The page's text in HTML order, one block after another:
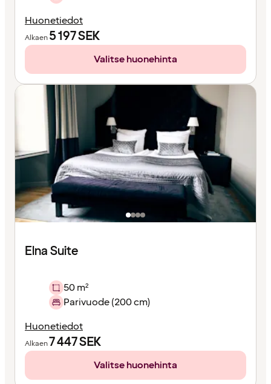
Huonetiedot
Alkaen5 197SEK
Valitse huonehinta
Elna Suite
50 m²
Parivuode (200 cm)
Huonetiedot
Alkaen7 447SEK
Valitse huonehinta